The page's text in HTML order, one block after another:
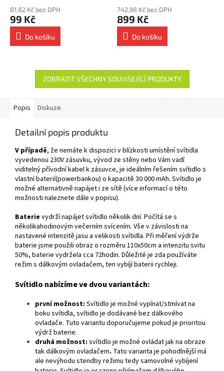
81,82 Kč bez DPH
99 Kč
Do košíku
742,98 Kč bez DPH
899 Kč
Do košíku
ZOBRAZIT VŠECHNY SOUVISEJÍCÍ PRODUKTY
Popis Diskuze
Detailní popis produktu
V případě, že nemáte k dispozici v blízkosti umístění svítidla
vyvedenou 230V zásuvku, vývod ze stěny nebo Vám vadí
viditelný přívodní kabel k zásuvce, je ideálním řešením svítidlo s
vlastní baterií(powerbankou) o kapacitě 30 000 mAh. Svítidlo je
možné alternativně napájet i ze sítě (více informací o této
možnosti naleznete dále v popisu).
Baterie vydrží napájet svítidlo několik dní. Počítá se s
několikahodinovým večerním svícením. Vše v závislosti na
nastavené intenzitě jasu a velikosti svítidla. Při měření výdrže
baterie jsme použili obraz o rozměru 110x50cm a intenzitu svitu
50%, baterie vydržela cca 72hodin. Důležité je zda používáte
režim s dálkovým ovladačem, ten vybíjí baterii rychleji.
Svítidlo nabízíme ve dvou variantách:
první možnost: Svítidlo je možné vypínat/stmívat na
boku svítidla, svítidlo je dodávané bez dálkového
ovladače. Tuto variantu doporučujeme pokud je prioritou
výdrž baterie.
druhá možnost: svítidlo je možné ovládat jak na obraze
tak dálkovým ovladačem. Tato varianta je pohodlnější má
ale nevýhodu stendby režimu tedy samovolné vybíjení